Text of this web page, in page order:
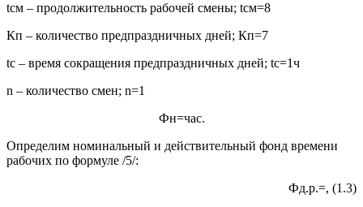
tсм – продолжительность рабочей смены; tсм=8
Кп – количество предпраздничных дней; Кп=7
tc – время сокращения предпраздничных дней; tc=1ч
n – количество смен; n=1
Фн=час.
Определим номинальный и действительный фонд времени
рабочих по формуле /5/:
Фд.р.=, (1.3)